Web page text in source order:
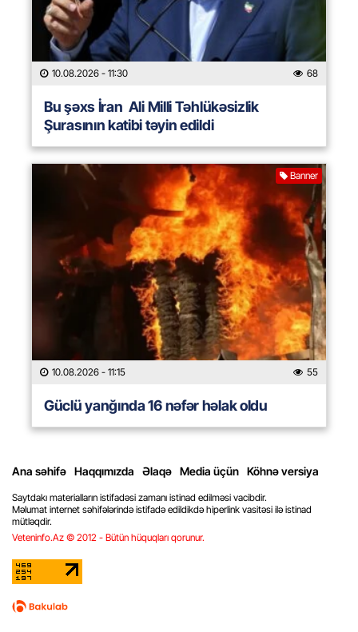
10.08.2026 - 11:30 68
Bu şəxs İran Ali Milli Təhlükəsizlik
Şurasının katibi təyin edildi
Banner
10.08.2026 - 11:15 55
Güclü yanğında 16 nəfər həlak oldu
Ana səhifə Haqqımızda Əlaqə Media üçün Köhnə versiya
Saytdakı materialların istifadəsi zamanı istinad edilməsi vacibdir.
Məlumat internet səhifələrində istifadə edildikdə hiperlink vasitəsi ilə istinad
mütləqdir.
Veteninfo.Az © 2012 - Bütün hüquqları qorunur.